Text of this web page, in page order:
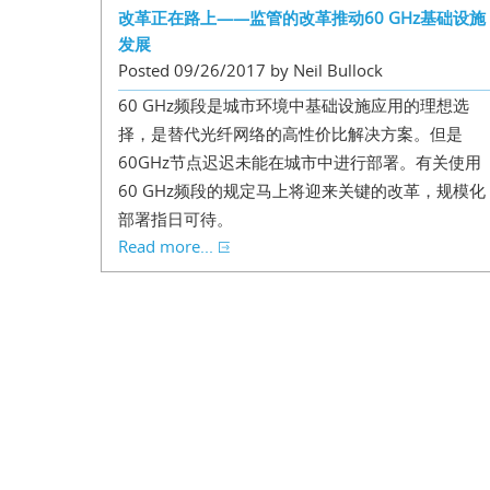
改革正在路上——监管的改革推动60 GHz基础设施
发展
Posted 09/26/2017 by Neil Bullock
60 GHz频段是城市环境中基础设施应用的理想选
择，是替代光纤网络的高性价比解决方案。但是
60GHz节点迟迟未能在城市中进行部署。有关使用
60 GHz频段的规定马上将迎来关键的改革，规模化
部署指日可待。
Read more...